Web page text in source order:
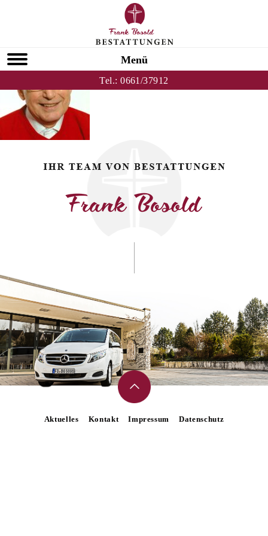
Menü
Tel.:0661/37912
HOMEPAGE
Aktuelles Kontakt Impressum Datenschutz